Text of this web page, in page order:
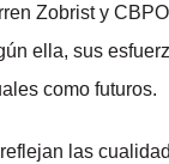
Zobrist y
ella, sus
como futuros.
las